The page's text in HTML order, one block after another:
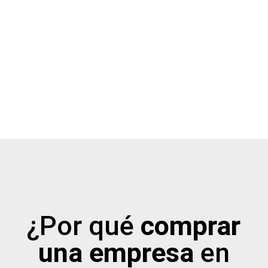
¿Por qué comprar
una empresa en